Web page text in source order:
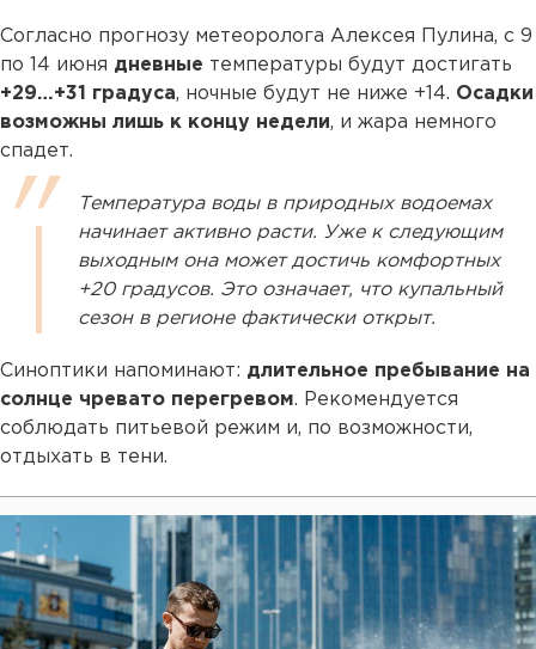
Согласно прогнозу метеоролога Алексея Пулина, с 9
по 14 июня дневные температуры будут достигать
+29…+31 градуса, ночные будут не ниже +14. Осадки
возможны лишь к концу недели, и жара немного
спадет.
Температура воды в природных водоемах
начинает активно расти. Уже к следующим
выходным она может достичь комфортных
+20 градусов. Это означает, что купальный
сезон в регионе фактически открыт.
Синоптики напоминают: длительное пребывание на
солнце чревато перегревом. Рекомендуется
соблюдать питьевой режим и, по возможности,
отдыхать в тени.